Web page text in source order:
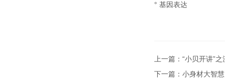
° 基因表达
上一篇： “小贝开讲”
下一篇： 小身材大智